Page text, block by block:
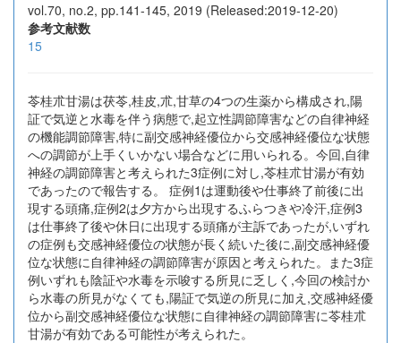
vol.70, no.2, pp.141-145, 2019 (Released:2019-12-20)
参考文献数
15
苓桂朮甘湯は茯苓,桂皮,朮,甘草の4つの生薬から構成され,陽
証で気逆と水毒を伴う病態で,起立性調節障害などの自律神経
の機能調節障害,特に副交感神経優位から交感神経優位な状態
への調節が上手くいかない場合などに用いられる。今回,自律
神経の調節障害と考えられた3症例に対し,苓桂朮甘湯が有効
であったので報告する。 症例1は運動後や仕事終了前後に出
現する頭痛,症例2は夕方から出現するふらつきや冷汗,症例3
は仕事終了後や休日に出現する頭痛が主訴であったが,いずれ
の症例も交感神経優位の状態が長く続いた後に,副交感神経優
位な状態に自律神経の調節障害が原因と考えられた。また3症
例いずれも陰証や水毒を示唆する所見に乏しく,今回の検討か
ら水毒の所見がなくても,陽証で気逆の所見に加え,交感神経優
位から副交感神経優位な状態に自律神経の調節障害に苓桂朮
甘湯が有効である可能性が考えられた。